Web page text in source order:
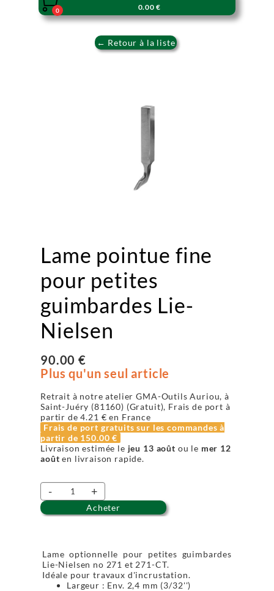
0
0.00 €
← Retour à la liste
Lame pointue fine
pour petites
guimbardes Lie-
Nielsen
90.00 €
Plus qu'un seul article
Retrait à notre atelier GMA-Outils Auriou, à
Saint-Juéry (81160) (Gratuit), Frais de port à
partir de4.21 € en France
Frais de port gratuits sur les commandes à
partir de 150.00 €
Livraison estimée le jeu 13 août ou le mer 12
août en livraison rapide.
- +
Acheter
Lame optionnelle pour petites guimbardes
Lie-Nielsen no 271 et 271-CT.
Idéale pour travaux d'incrustation.
Largeur : Env. 2,4 mm (3/32'')